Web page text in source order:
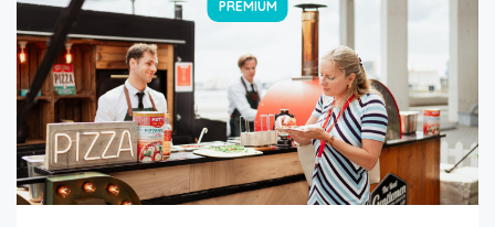
PREMIUM